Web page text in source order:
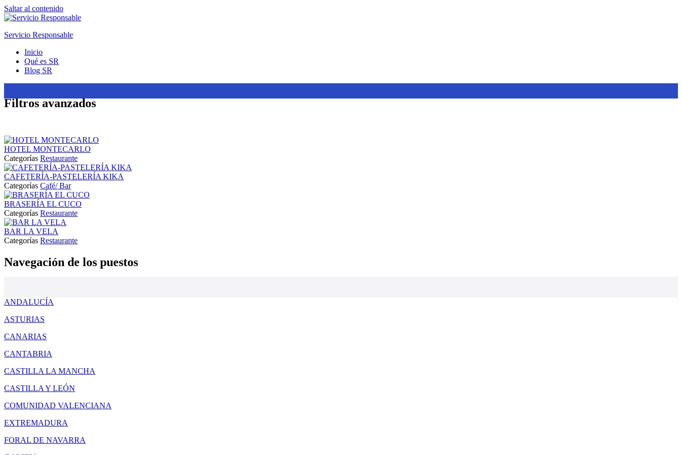
Saltar al contenido
Servicio Responsable
Inicio
Qué es SR
Blog SR
Filtros avanzados
HOTEL MONTECARLO
Categorías Restaurante
CAFETERÍA-PASTELERÍA KIKA
Categorías Café/ Bar
BRASERÍA EL CUCO
Categorías Restaurante
BAR LA VELA
Categorías Restaurante
Navegación de los puestos
ANDALUCÍA
ASTURIAS
CANARIAS
CANTABRIA
CASTILLA LA MANCHA
CASTILLA Y LEÓN
COMUNIDAD VALENCIANA
EXTREMADURA
FORAL DE NAVARRA